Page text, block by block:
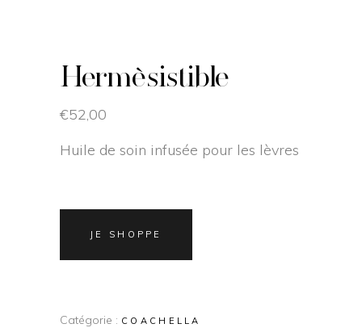
Hermèsistible
€52,00
Huile de soin infusée pour les lèvres
JE SHOPPE
Catégorie : COACHELLA